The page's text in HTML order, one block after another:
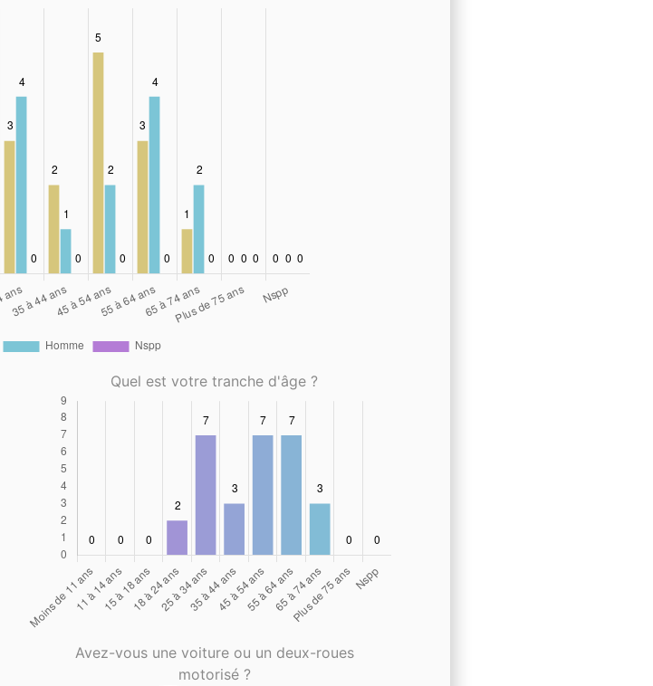
Quel est votre tranche d'âge ?
Avez-vous une voiture ou un deux-roues
motorisé ?